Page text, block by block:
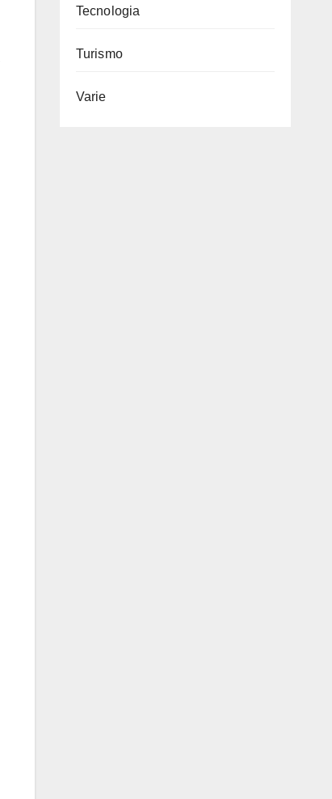
Tecnologia
Turismo
Varie